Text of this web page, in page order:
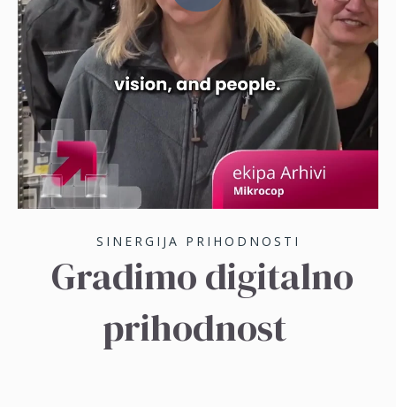
SINERGIJA PRIHODNOSTI
Gradimo digitalno
prihodnost